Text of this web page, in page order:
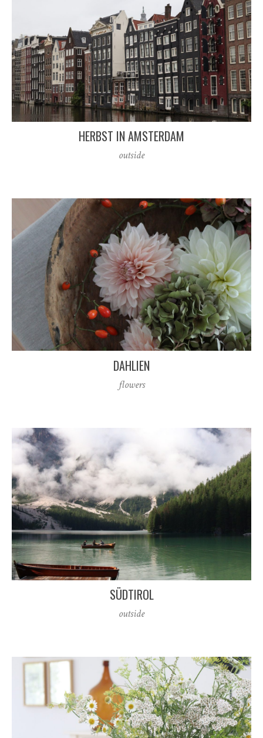
HERBST IN AMSTERDAM
outside
DAHLIEN
flowers
SÜDTIROL
outside